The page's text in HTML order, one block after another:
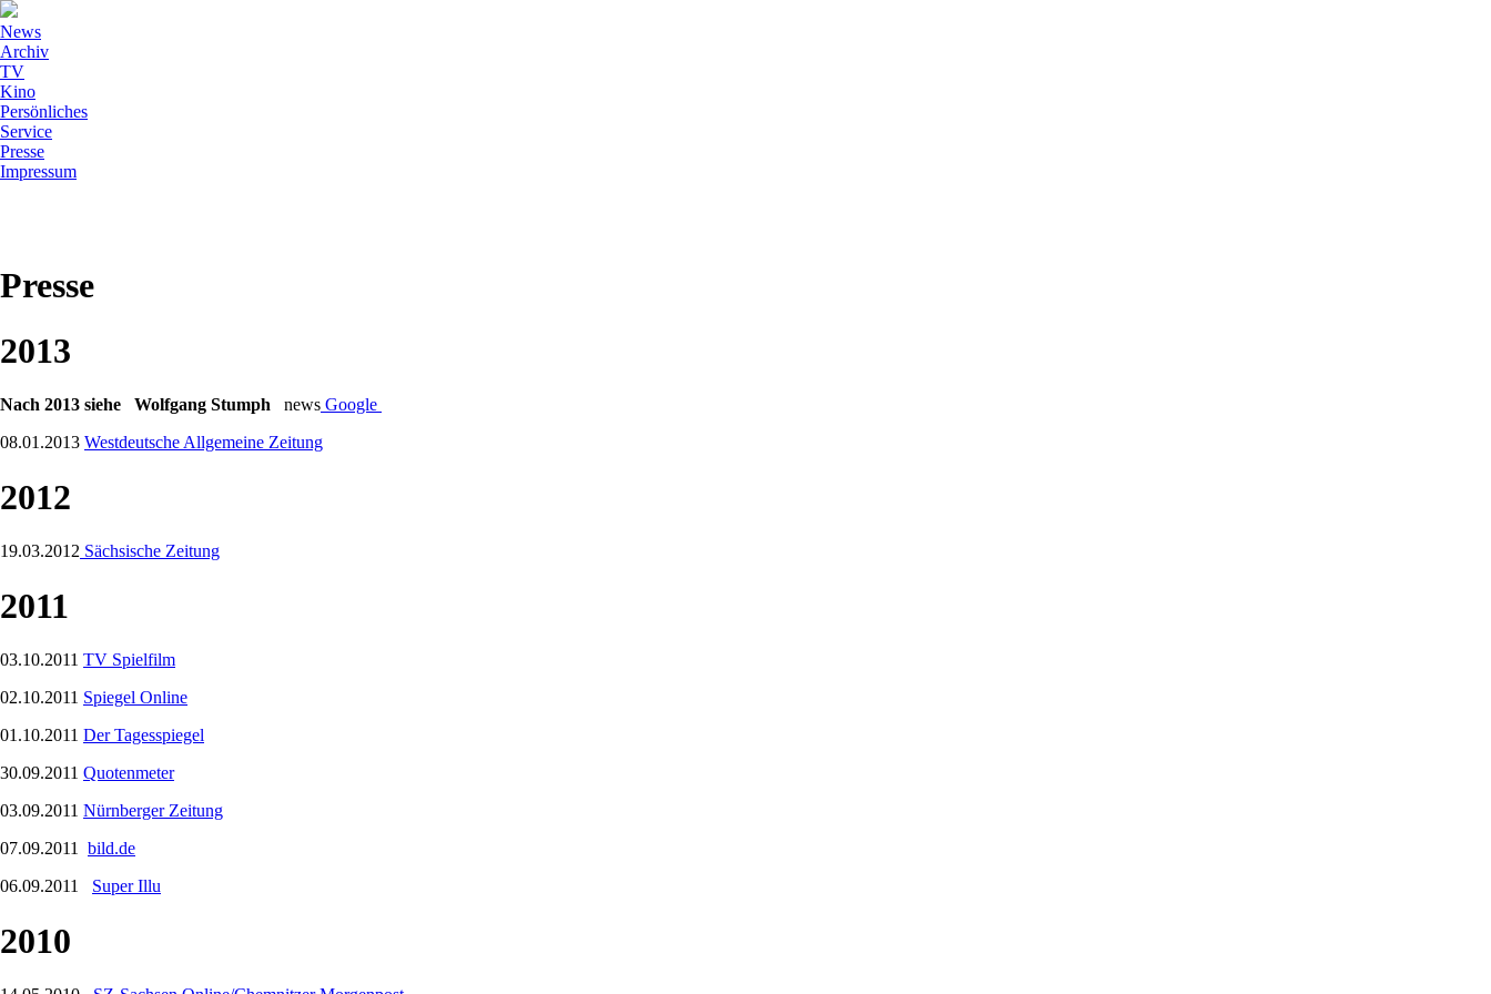
News
Archiv
TV
Kino
Persönliches
Service
Presse
Impressum
Presse
2013
Nach 2013 siehe Wolfgang Stumph news Google
08.01.2013 Westdeutsche Allgemeine Zeitung
2012
19.03.2012 Sächsische Zeitung
2011
03.10.2011 TV Spielfilm
02.10.2011 Spiegel Online
01.10.2011 Der Tagesspiegel
30.09.2011 Quotenmeter
03.09.2011 Nürnberger Zeitung
07.09.2011 bild.de
06.09.2011 Super Illu
2010